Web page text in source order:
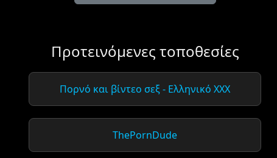
Προτεινόμενες τοποθεσίες
Πορνό και βίντεο σεξ - Ελληνικό XXX
ThePornDude